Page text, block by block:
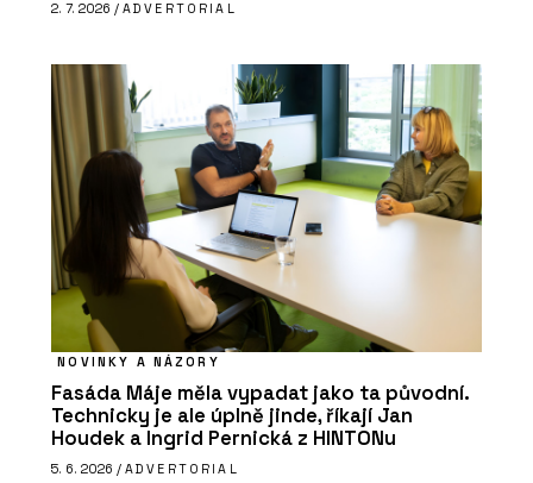
2. 7. 2026 / ADVERTORIAL
NOVINKY A NÁZORY
Fasáda Máje měla vypadat jako ta původní.
Technicky je ale úplně jinde, říkají Jan
Houdek a Ingrid Pernická z HINTONu
5. 6. 2026 / ADVERTORIAL